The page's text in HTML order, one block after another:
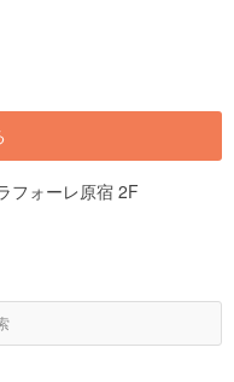
フォーレ原宿 2F